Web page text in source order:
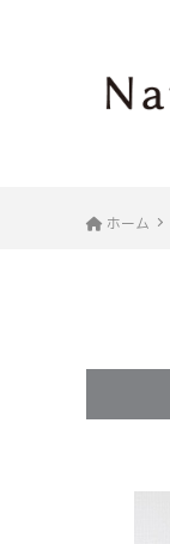
ホーム